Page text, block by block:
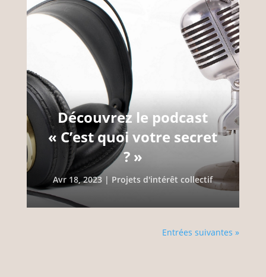
Découvrez le podcast
« C’est quoi votre secret
? »
Avr 18, 2023 | Projets d'intérêt collectif
Entrées suivantes »